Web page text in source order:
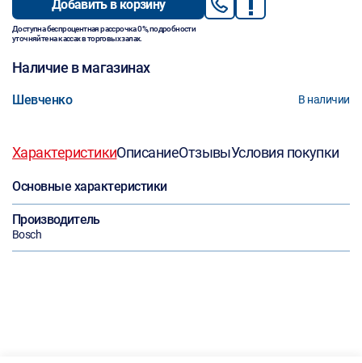
Добавить в корзину
Доступна беспроцентная рассрочка 0%, подробности
уточняйте на кассах в торговых залах.
Наличие в магазинах
Шевченко В наличии
ХарактеристикиОписаниеОтзывыУсловия покупки
Основные характеристики
Производитель
Bosch